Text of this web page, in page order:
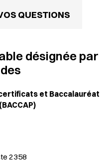
QUESTIONS
désignée par
et Baccalauréat
2358